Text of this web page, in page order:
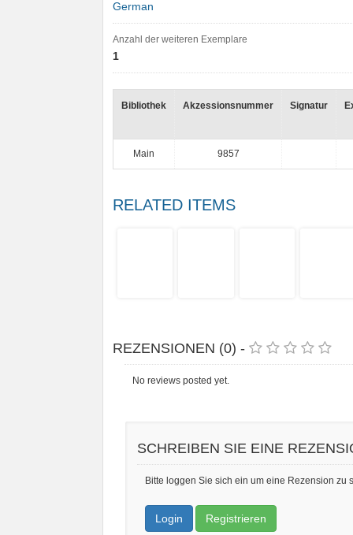
German
Anzahl der weiteren Exemplare
1
Bibliothek Akzessionsnummer Signatur
Main 9857
RELATED ITEMS
REZENSIONEN (0) -
No reviews posted yet.
SCHREIBEN SIE EINE
Bitte loggen Sie sich ein um eine Rezension zu
Login Registrieren